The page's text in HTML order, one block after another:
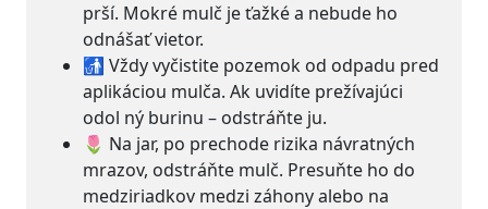
prší. Mokré mulč je ťažké a nebude ho
odnášať vietor.
🚮 Vždy vyčistite pozemok od odpadu pred
aplikáciou mulča. Ak uvidíte prežívajúci
odol ný burinu – odstráňte ju.
🌷 Na jar, po prechode rizika návratných
mrazov, odstráňte mulč. Presuňte ho do
medziriadkov medzi záhony alebo na